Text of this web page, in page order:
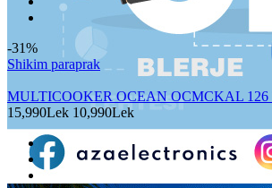
-31%
Shikim paraprak
MULTICOOKER OCEAN OCMCKAL
15,990Lek 10,990Lek